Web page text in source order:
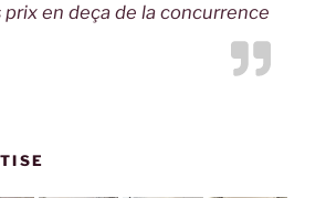
en deça de la concurrence